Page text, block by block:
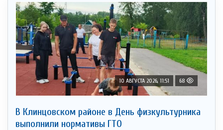
10 АВГУСТА 2026, 11:51 68
В Клинцовском районе в День физкультурника
выполнили нормативы ГТО